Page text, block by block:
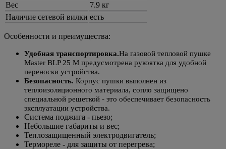
Вес
7.9 кг
Наличие сетевой вилки есть
Особенности и преимущества:
Удобная транспортировка.На газовой тепловой пушке
Master BLP 25 M предусмотрена рукоятка для удобной
переноски устройства.
Безопасность. Корпус пушки выполнен из
теплоизоляционного материала, сопло защищено
специальной решеткой - это обеспечивает безопасность
эксплуатации устройства.
Система поджига - пьезо;
Небольшие габариты и вес;
Теплозащищенный электродвигатель;
Термореле - для защиты от перегрева;